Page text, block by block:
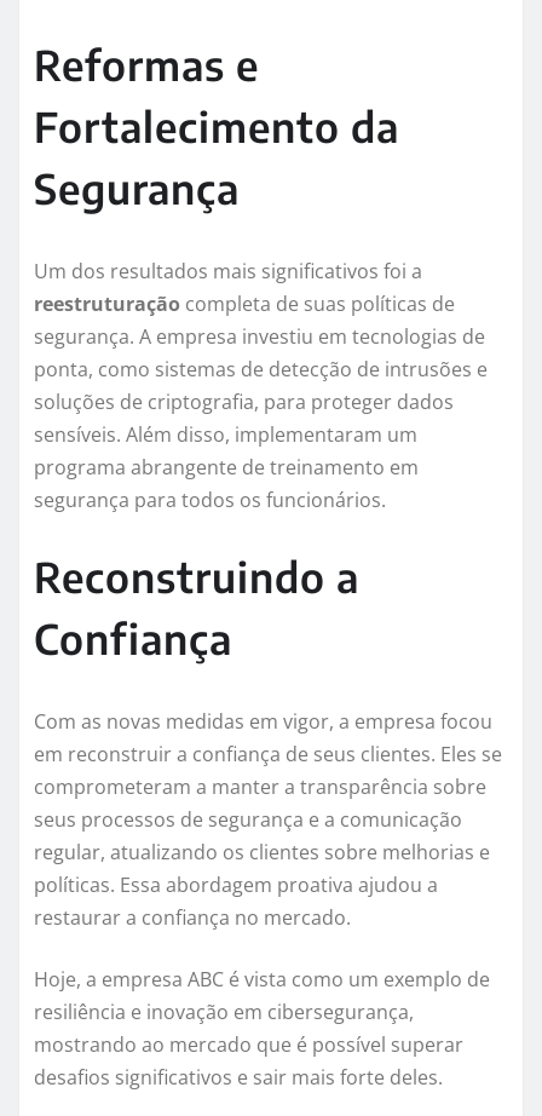
Reformas e
Fortalecimento da
Segurança
Um dos resultados mais significativos foi a
reestruturação completa de suas políticas de
segurança. A empresa investiu em tecnologias de
ponta, como sistemas de detecção de intrusões e
soluções de criptografia, para proteger dados
sensíveis. Além disso, implementaram um
programa abrangente de treinamento em
segurança para todos os funcionários.
Reconstruindo a
Confiança
Com as novas medidas em vigor, a empresa focou
em reconstruir a confiança de seus clientes. Eles se
comprometeram a manter a transparência sobre
seus processos de segurança e a comunicação
regular, atualizando os clientes sobre melhorias e
políticas. Essa abordagem proativa ajudou a
restaurar a confiança no mercado.
Hoje, a empresa ABC é vista como um exemplo de
resiliência e inovação em cibersegurança,
mostrando ao mercado que é possível superar
desafios significativos e sair mais forte deles.